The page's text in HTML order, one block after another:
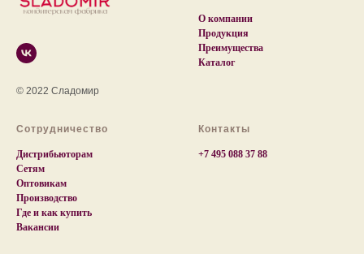
© 2022 Сладомир
О компании
Продукция
Преимущества
Каталог
Сотрудничество
Дистрибьюторам
Сетям
Оптовикам
Производство
Где и как купить
Вакансии
Контакты
+7 495 088 37 88